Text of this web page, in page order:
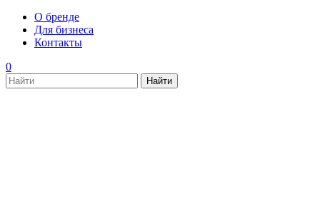
О бренде
Для бизнеса
Контакты
0